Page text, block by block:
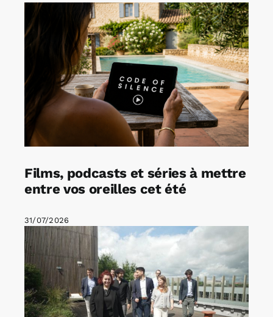
Films, podcasts et séries à mettre
entre vos oreilles cet été
31/07/2026